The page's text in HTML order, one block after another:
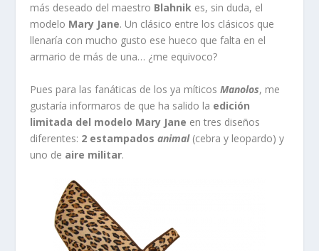
más deseado del maestro Blahnik es, sin duda, el
modelo Mary Jane. Un clásico entre los clásicos que
llenaría con mucho gusto ese hueco que falta en el
armario de más de una… ¿me equivoco?
Pues para las fanáticas de los ya míticosManolos, me
gustaría informaros de que ha salido la edición
limitada del modelo Mary Jane en tres diseños
diferentes: 2 estampadosanimal (cebra y leopardo) y
uno de aire militar.